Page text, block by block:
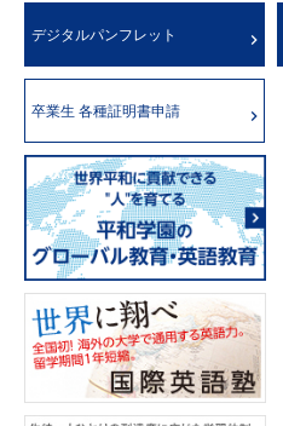
デジタルパンフレット
卒業生 各種証明書申請